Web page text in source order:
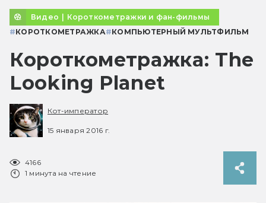
Видео | Короткометражки и фан-фильмы
#КОРОТКОМЕТРАЖКА#КОМПЬЮТЕРНЫЙ МУЛЬТФИЛЬМ
Короткометражка: The
Looking Planet
Кот-император
15 января 2016 г.
4166
1 минута на чтение